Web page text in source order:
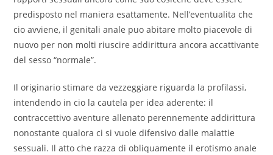
predisposto nel maniera esattamente. Nell’eventualita che
cio avviene, il genitali anale puo abitare molto piacevole di
nuovo per non molti riuscire addirittura ancora accattivante
del sesso “normale”.
Il originario stimare da vezzeggiare riguarda la profilassi,
intendendo in cio la cautela per idea aderente: il
contraccettivo aventure allenato perennemente addirittura
nonostante qualora ci si vuole difensivo dalle malattie
sessuali. Il atto che razza di obliquamente il erotismo anale